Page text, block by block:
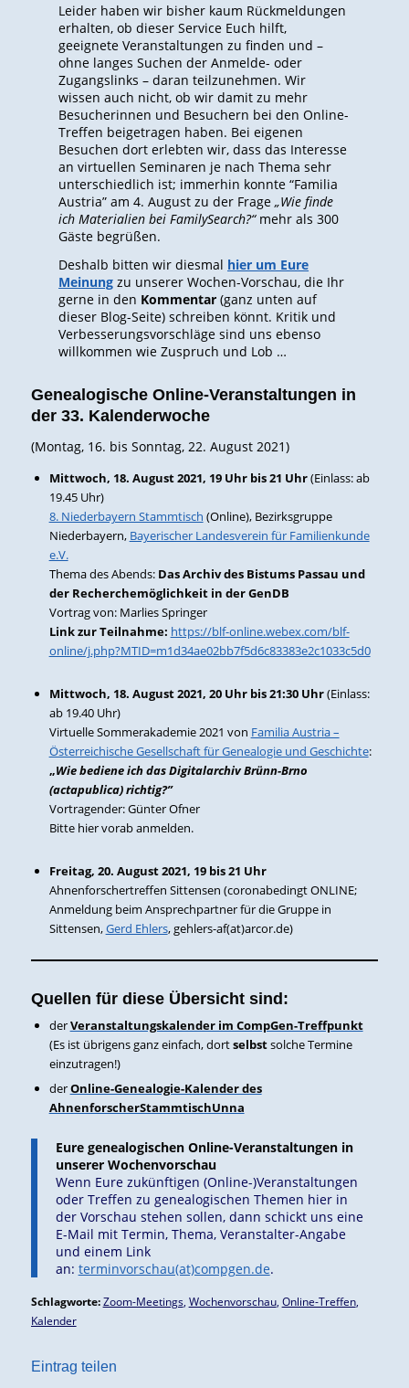
Leider haben wir bisher kaum Rückmeldungen
erhalten, ob dieser Service Euch hilft,
geeignete Veranstaltungen zu finden und –
ohne langes Suchen der Anmelde- oder
Zugangslinks – daran teilzunehmen. Wir
wissen auch nicht, ob wir damit zu mehr
Besucherinnen und Besuchern bei den Online-
Treffen beigetragen haben. Bei eigenen
Besuchen dort erlebten wir, dass das Interesse
an virtuellen Seminaren je nach Thema sehr
unterschiedlich ist; immerhin konnte “Familia
Austria” am 4. August zu der Frage„Wie finde
ich Materialien bei FamilySearch?“mehr als 300
Gäste begrüßen.
Deshalb bitten wir diesmal hier um Eure
Meinung zu unserer Wochen-Vorschau, die Ihr
gerne in den Kommentar(ganz unten auf
dieser Blog-Seite) schreiben könnt. Kritik und
Verbesserungsvorschläge sind uns ebenso
willkommen wie Zuspruch und Lob …
Genealogische Online-Veranstaltungen in
der 33. Kalenderwoche
(Montag, 16. bis Sonntag, 22. August 2021)
Mittwoch, 18. August 2021, 19 Uhr bis 21 Uhr(Einlass: ab
19.45 Uhr)
8. Niederbayern Stammtisch (Online), Bezirksgruppe
Niederbayern, Bayerischer Landesverein für Familienkunde
e.V.
Thema des Abends: Das Archiv des Bistums Passau und
der Recherchemöglichkeit in der GenDB
Vortrag von: Marlies Springer
Link zur Teilnahme: https://blf-online.webex.com/blf-
online/j.php?MTID=m1d34ae02bb7f5d6c83383e2c1033c5d0
Mittwoch, 18. August 2021, 20 Uhr bis 21:30 Uhr(Einlass:
ab 19.40 Uhr)
Virtuelle Sommerakademie 2021 von Familia Austria –
Österreichische Gesellschaft für Genealogie und Geschichte:
„Wie bediene ich das Digitalarchiv Brünn-Brno
(actapublica) richtig?”
Vortragender: Günter Ofner
Bitte hier vorab anmelden.
Freitag, 20. August 2021, 19 bis 21 Uhr
Ahnenforschertreffen Sittensen (coronabedingt ONLINE;
Anmeldung beim Ansprechpartner für die Gruppe in
Sittensen,Gerd Ehlers, gehlers-af(at)arcor.de)
Quellen für diese Übersicht sind:
derVeranstaltungskalender im CompGen-Treffpunkt
(Es ist übrigens ganz einfach, dortselbstsolche Termine
einzutragen!)
derOnline-Genealogie-Kalender des
AhnenforscherStammtischUnna
Eure genealogischen Online-Veranstaltungen in
unserer Wochenvorschau
Wenn Eure zukünftigen (Online-)Veranstaltungen
oder Treffen zu genealogischen Themen hier in
der Vorschau stehen sollen, dann schickt uns eine
E-Mail mit Termin, Thema, Veranstalter-Angabe
und einem Link
an: terminvorschau(at)compgen.de.
Schlagworte: Zoom-Meetings, Wochenvorschau, Online-Treffen,
Kalender
Eintrag teilen